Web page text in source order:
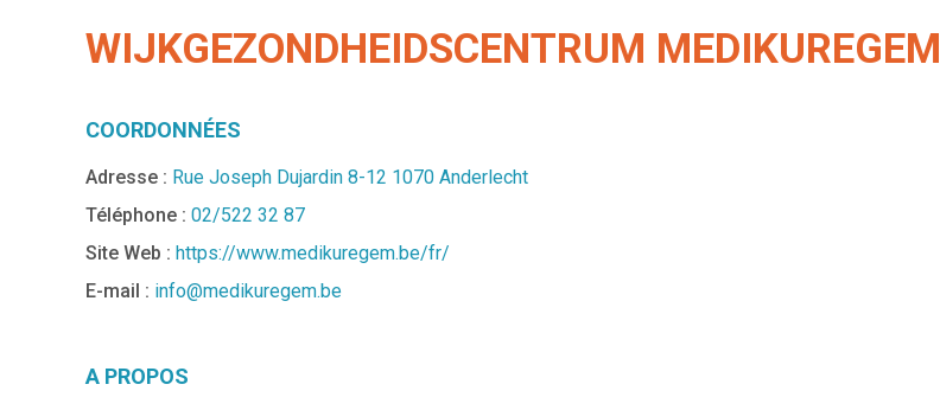
WIJKGEZONDHEIDSCENTRUM MEDIKUREGEM
COORDONNÉES
Adresse : Rue Joseph Dujardin 8-12 1070 Anderlecht
Téléphone : 02/522 32 87
Site Web : https://www.medikuregem.be/fr/
E-mail : info@medikuregem.be
A PROPOS